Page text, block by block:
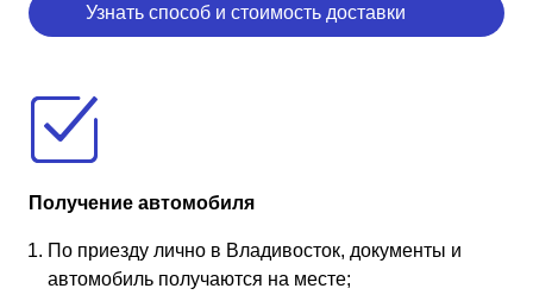
Узнать способ и стоимость доставки
Получение автомобиля
По приезду лично в Владивосток, документы и
автомобиль получаются на месте;